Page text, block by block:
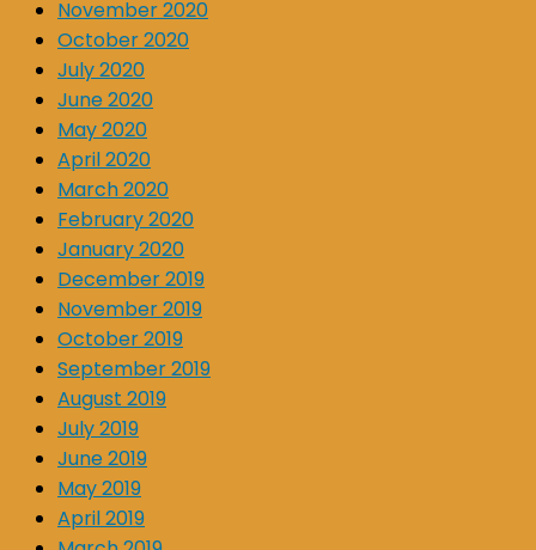
November 2020
October 2020
July 2020
June 2020
May 2020
April 2020
March 2020
February 2020
January 2020
December 2019
November 2019
October 2019
September 2019
August 2019
July 2019
June 2019
May 2019
April 2019